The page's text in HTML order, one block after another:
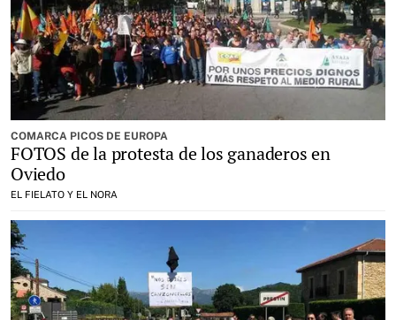
COMARCA PICOS DE EUROPA
FOTOS de la protesta de los ganaderos en
Oviedo
EL FIELATO Y EL NORA